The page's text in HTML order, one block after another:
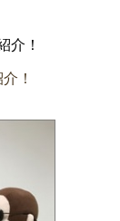
介！
！